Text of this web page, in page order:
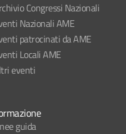
Congressi Nazionali
Nazionali AME
patrocinati da AME
Locali AME
eventi
guida